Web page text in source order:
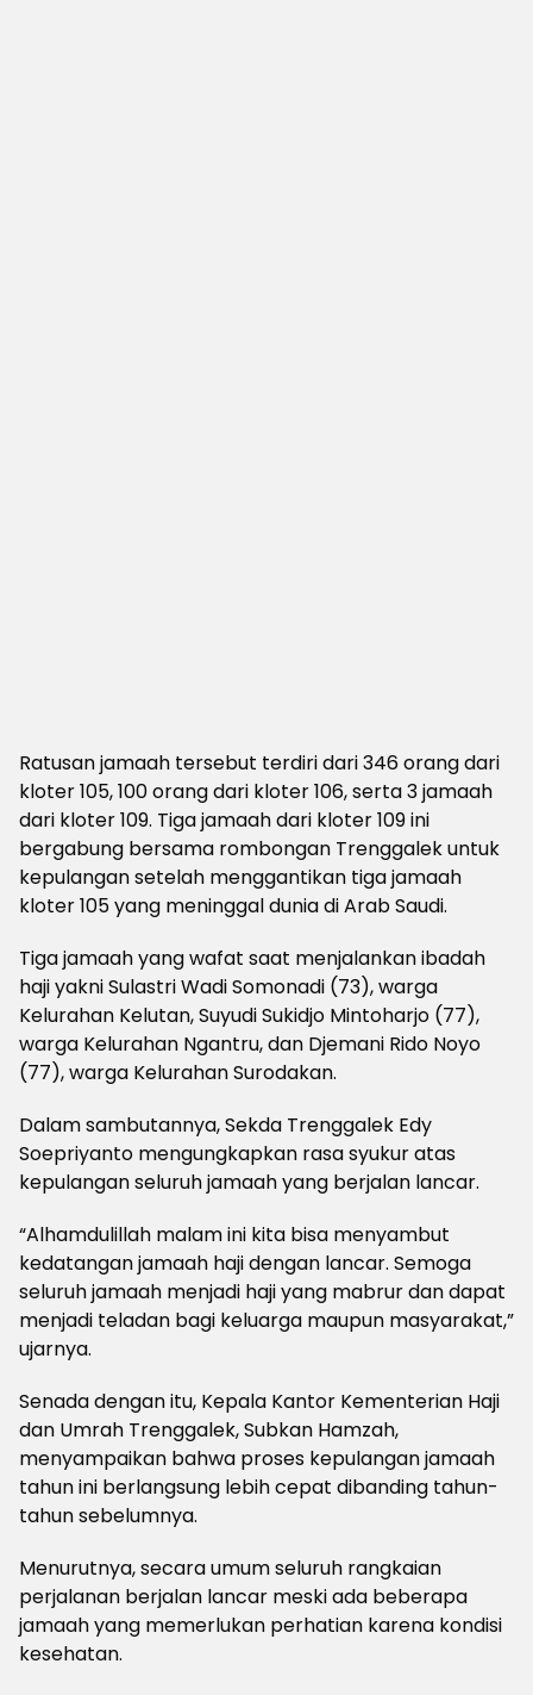
Ratusan jamaah tersebut terdiri dari 346 orang dari
kloter 105, 100 orang dari kloter 106, serta 3 jamaah
dari kloter 109. Tiga jamaah dari kloter 109 ini
bergabung bersama rombongan Trenggalek untuk
kepulangan setelah menggantikan tiga jamaah
kloter 105 yang meninggal dunia di Arab Saudi.
Tiga jamaah yang wafat saat menjalankan ibadah
haji yakni Sulastri Wadi Somonadi (73), warga
Kelurahan Kelutan, Suyudi Sukidjo Mintoharjo (77),
warga Kelurahan Ngantru, dan Djemani Rido Noyo
(77), warga Kelurahan Surodakan.
Dalam sambutannya, Sekda Trenggalek Edy
Soepriyanto mengungkapkan rasa syukur atas
kepulangan seluruh jamaah yang berjalan lancar.
“Alhamdulillah malam ini kita bisa menyambut
kedatangan jamaah haji dengan lancar. Semoga
seluruh jamaah menjadi haji yang mabrur dan dapat
menjadi teladan bagi keluarga maupun masyarakat,”
ujarnya.
Senada dengan itu, Kepala Kantor Kementerian Haji
dan Umrah Trenggalek, Subkan Hamzah,
menyampaikan bahwa proses kepulangan jamaah
tahun ini berlangsung lebih cepat dibanding tahun-
tahun sebelumnya.
Menurutnya, secara umum seluruh rangkaian
perjalanan berjalan lancar meski ada beberapa
jamaah yang memerlukan perhatian karena kondisi
kesehatan.